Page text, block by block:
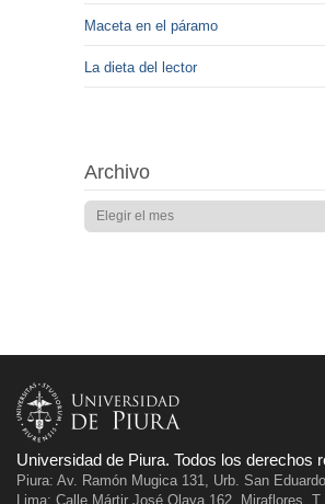
Maceta en el páramo
La dieta del lector
Archivo
Universidad de Piura. Todos los derechos
Piura: Av. Ramón Mugica 131, Urb. San
Lima: Calle Mártir José Olaya 162, Miraflores. T